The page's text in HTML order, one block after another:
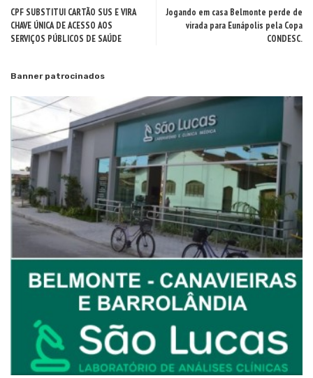
CPF SUBSTITUI CARTÃO SUS E VIRA
CHAVE ÚNICA DE ACESSO AOS
SERVIÇOS PÚBLICOS DE SAÚDE
Jogando em casa Belmonte perde de
virada para Eunápolis pela Copa
CONDESC.
Banner patrocinados